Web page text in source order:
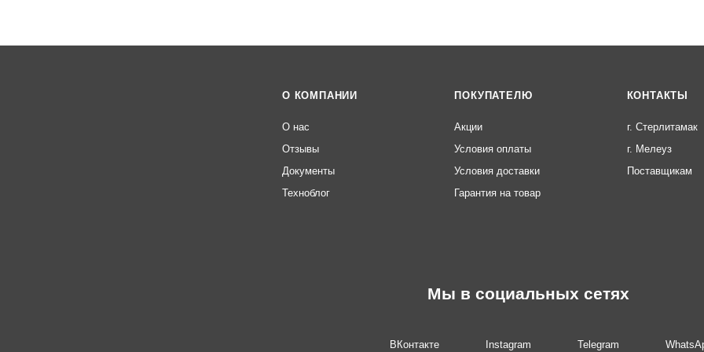
О КОМПАНИИ
О нас
Отзывы
Документы
Техноблог
ПОКУПАТЕЛЮ
Акции
Условия оплаты
Условия доставки
Гарантия на товар
КОНТАКТЫ
г. Стерлитамак
г. Мелеуз
Поставщикам
Мы в социальных сетях
ВКонтакте Instagram Telegram